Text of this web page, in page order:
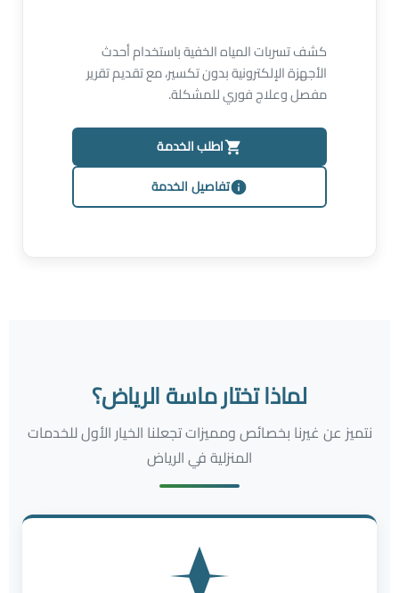
كشف تسربات المياه الخفية باستخدام أحدث
الأجهزة الإلكترونية بدون تكسير، مع تقديم تقرير
مفصل وعلاج فوري للمشكلة.
اطلب الخدمة
تفاصيل الخدمة
لماذا تختار ماسة الرياض؟
نتميز عن غيرنا بخصائص ومميزات تجعلنا الخيار الأول للخدمات
المنزلية في الرياض